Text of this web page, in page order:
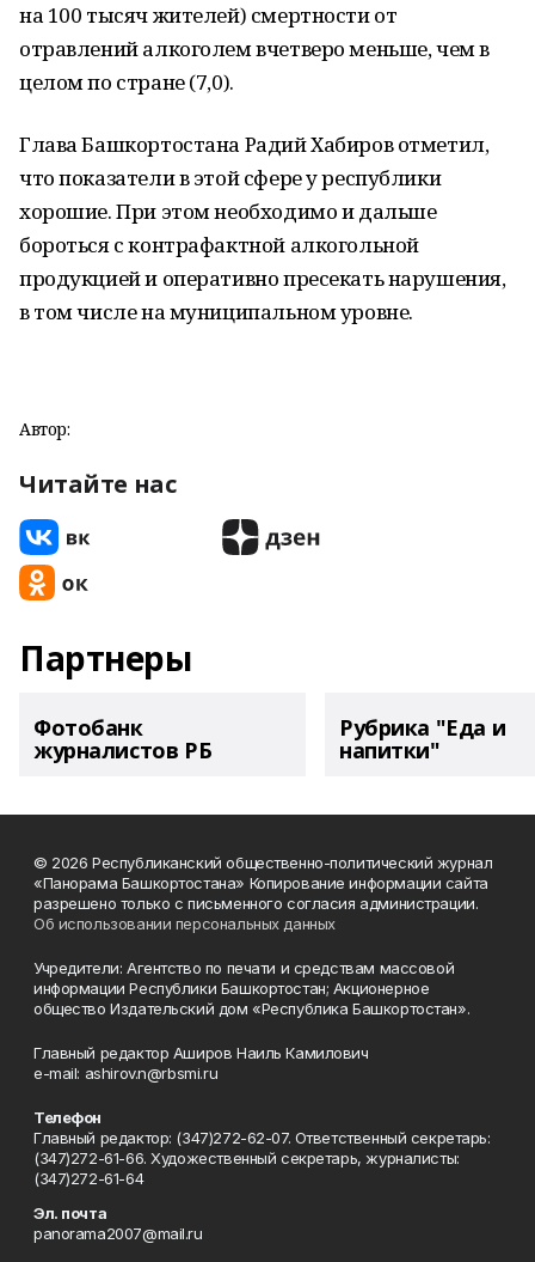
на 100 тысяч жителей) смертности от
отравлений алкоголем вчетверо меньше, чем в
целом по стране (7,0).
Глава Башкортостана Радий Хабиров отметил,
что показатели в этой сфере у республики
хорошие. При этом необходимо и дальше
бороться с контрафактной алкогольной
продукцией и оперативно пресекать нарушения,
в том числе на муниципальном уровне.
Автор:
Читайте нас
Партнеры
Фотобанк
журналистов РБ
Рубрика "Еда и
напитки"
© 2026 Республиканский общественно-политический журнал
«Панорама Башкортостана» Копирование информации сайта
разрешено только с письменного согласия администрации.
Об использовании персональных данных
Учредители: Агентство по печати и средствам массовой
информации Республики Башкортостан; Акционерное
общество Издательский дом «Республика Башкортостан».
Главный редактор Аширов Наиль Камилович
e-mail: ashirov.n@rbsmi.ru
Телефон
Главный редактор: (347)272-62-07. Ответственный секретарь:
(347)272-61-66. Художественный секретарь, журналисты:
(347)272-61-64
Эл. почта
panorama2007@mail.ru